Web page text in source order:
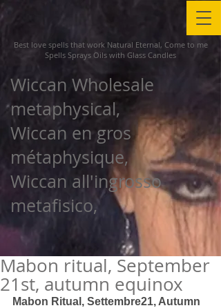
Best love spells that work Natural Eternal, Come to me
Spells Sprays Oils with Glass Candles
Wiccan Wholesale
metaphysical,
Wiccan en gros
métaphysique,
Wiccan all'ingrosso
metafisico,
Mabon ritual, September
21st, autumn equinox
Mabon Ritual, Settembre21, Autumn